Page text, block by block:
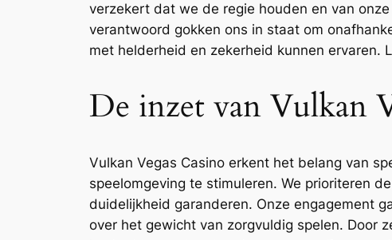
verzekert dat we de regie houden en van
verantwoord gokken ons in staat om
met helderheid en zekerheid kunnen ervaren.
De inzet van Vulkan
Vulkan Vegas Casino erkent het belang van
speelomgeving te stimuleren. We prioriteren
duidelijkheid garanderen. Onze engagement
over het gewicht van zorgvuldig spelen. Door